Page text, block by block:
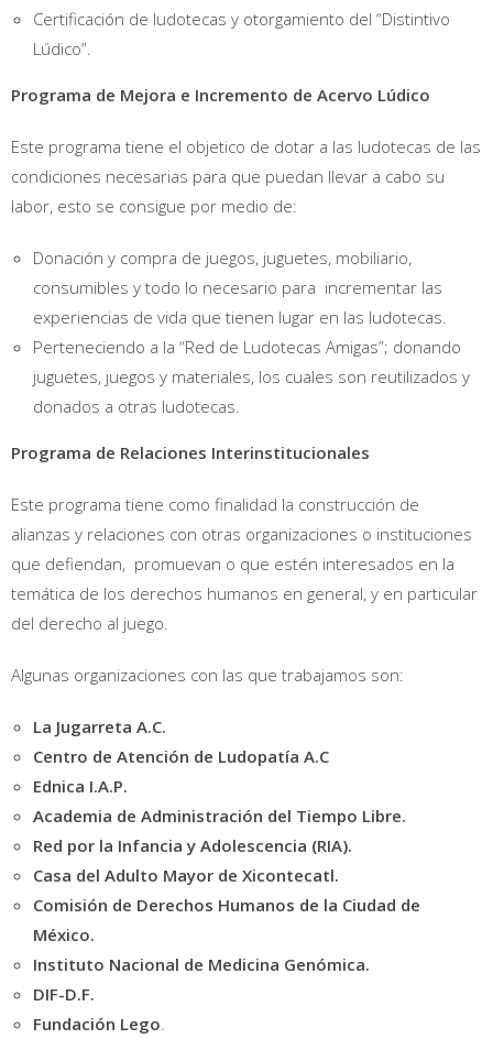
Certificación de ludotecas y otorgamiento del “Distintivo
Lúdico”.
Programa de Mejora e Incremento de Acervo Lúdico
Este programa tiene el objetico de dotar a las ludotecas de las
condiciones necesarias para que puedan llevar a cabo su
labor, esto se consigue por medio de:
Donación y compra de juegos, juguetes, mobiliario,
consumibles y todo lo necesario para incrementar las
experiencias de vida que tienen lugar en las ludotecas.
Perteneciendo a la “Red de Ludotecas Amigas”; donando
juguetes, juegos y materiales, los cuales son reutilizados y
donados a otras ludotecas.
Programa de Relaciones Interinstitucionales
Este programa tiene como finalidad la construcción de
alianzas y relaciones con otras organizaciones o instituciones
que defiendan, promuevan o que estén interesados en la
temática de los derechos humanos en general, y en particular
del derecho al juego.
Algunas organizaciones con las que trabajamos son:
La Jugarreta A.C.
Centro de Atención de Ludopatía A.C
Ednica I.A.P.
Academia de Administración del Tiempo Libre.
Red por la Infancia y Adolescencia (RIA).
Casa del Adulto Mayor de Xicontecatl.
Comisión de Derechos Humanos de la Ciudad de
México.
Instituto Nacional de Medicina Genómica.
DIF-D.F.
Fundación Lego.